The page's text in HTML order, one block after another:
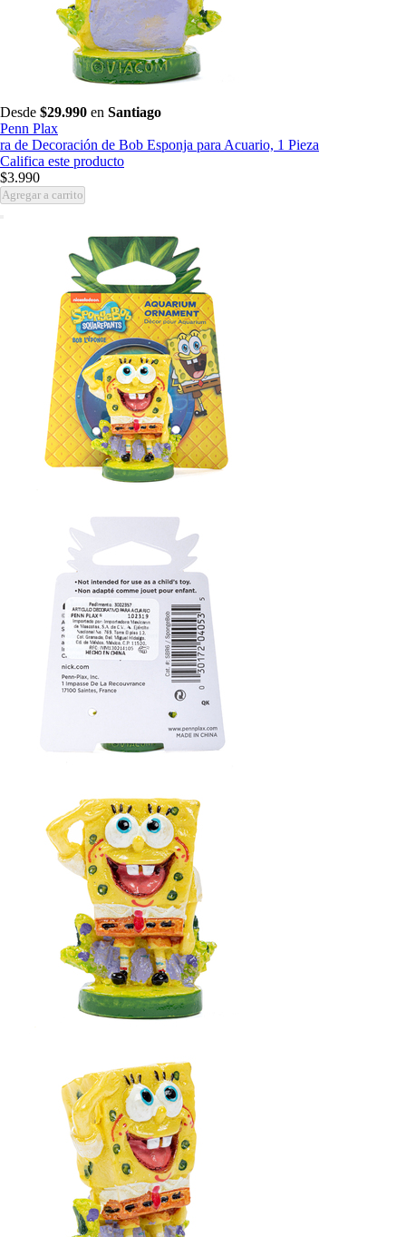
Desde $29.990 en Santiago
Penn Plax
ra de Decoración de Bob Esponja para Acuario, 1 Pieza
Califica este producto
$3.990
Agregar a carrito